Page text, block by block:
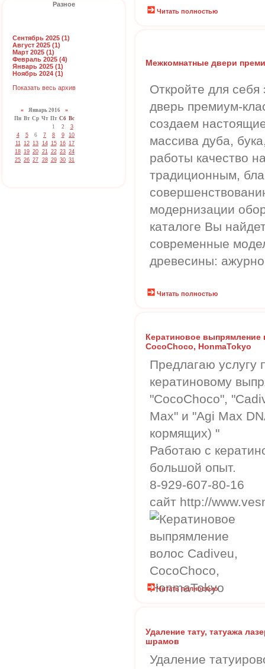
Разное
Сентябрь 2025 (1)
Август 2025 (1)
Март 2025 (1)
Февраль 2025 (4)
Январь 2025 (1)
Ноябрь 2024 (1)
Показать весь архив
« Январь 2016 »
Пн Вт Ср Чт Пт Сб Вс
1
2
3
4
5 6 7 8 9
10
11 12 13 14 15 16 17
18 19 20 21 22 23 24
25 26 27 28 29 30 31
Читать полностью
Межкомнатные двери
Откройте для
дверь премиум-
создаем
массива дуба,
работы качество
традиционным,
модернизации
каталоге Вы
современные
древесины:
Читать полностью
Кератиновое выпрямление
CocoChoco, HonmaTokyo
Предлагаю услугу
кератиновому
"CocoChoco",
Max" и "Agi Max
кормящих) "
Работаю с
большой опыт.
8-929-607-80-16
сайт http://
Читать полностью
Удаление тату, татуажа
шрамов
Удаление